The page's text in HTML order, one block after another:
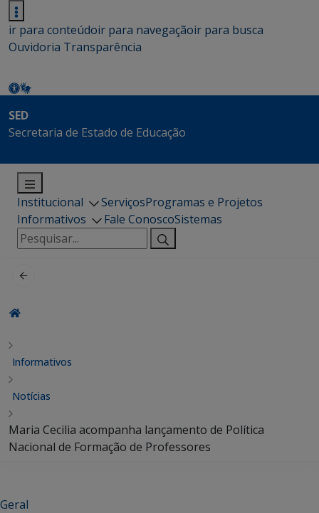
ir para conteúdoir para navegaçãoir para busca
Ouvidoria Transparência
SED
Secretaria de Estado de Educação
Institucional ServiçosProgramas e Projetos
Informativos
Fale ConoscoSistemas
Pesquisar
por:
Informativos
Notícias
Maria Cecilia acompanha lançamento de Política
Nacional de Formação de Professores
Geral